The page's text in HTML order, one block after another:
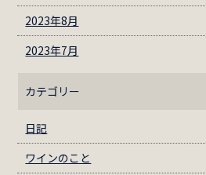
2023年8月
2023年7月
カテゴリー
日記
ワインのこと